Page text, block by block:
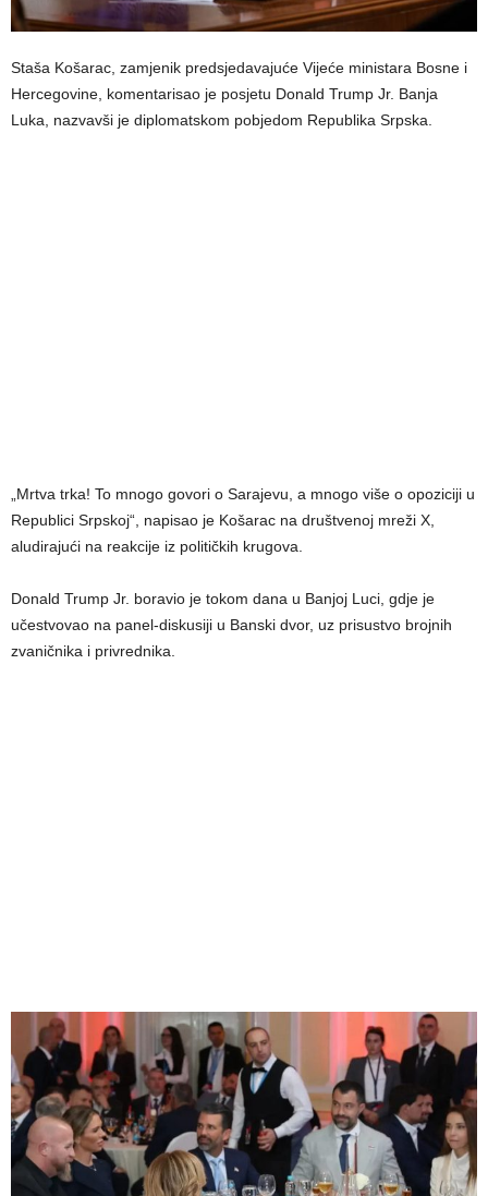
Staša Košarac, zamjenik predsjedavajuće Vijeće ministara Bosne i
Hercegovine, komentarisao je posjetu Donald Trump Jr. Banja
Luka, nazvavši je diplomatskom pobjedom Republika Srpska.
„Mrtva trka! To mnogo govori o Sarajevu, a mnogo više o opoziciji u
Republici Srpskoj“, napisao je Košarac na društvenoj mreži X,
aludirajući na reakcije iz političkih krugova.
Donald Trump Jr. boravio je tokom dana u Banjoj Luci, gdje je
učestvovao na panel-diskusiji u Banski dvor, uz prisustvo brojnih
zvaničnika i privrednika.